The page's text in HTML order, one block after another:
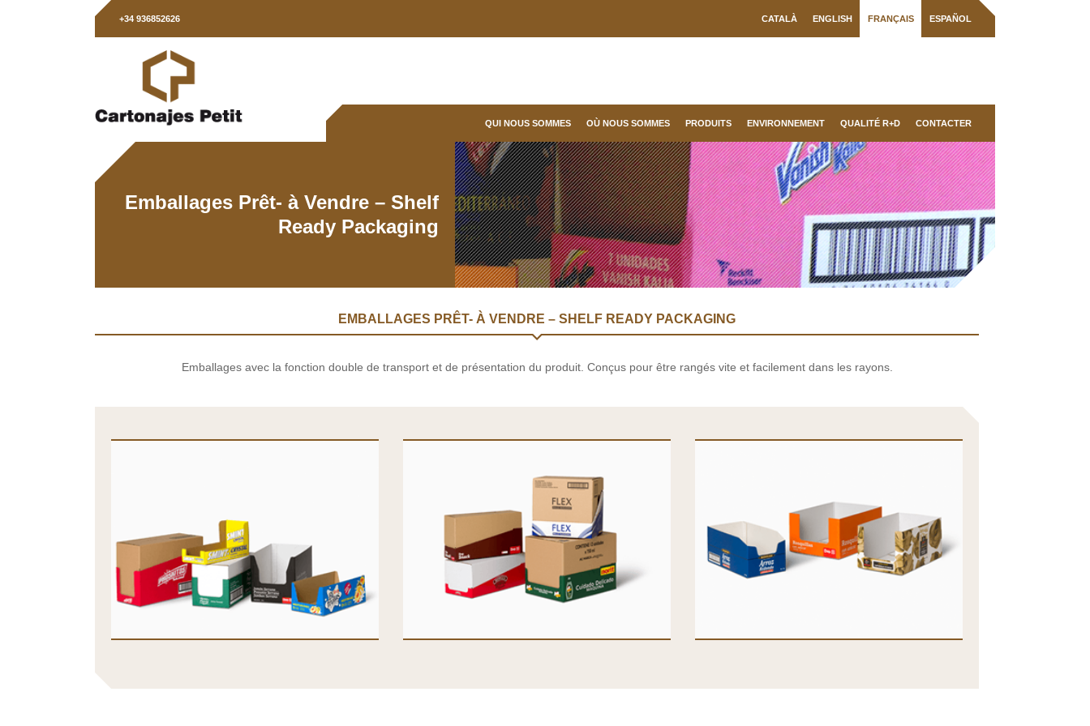
+34 936852626 CATALÀ ENGLISH FRANÇAIS ESPAÑOL
QUI NOUS SOMMES OÙ NOUS SOMMES PRODUITS ENVIRONNEMENT QUALITÉ R+D CONTACTER
Emballages Prêt- à Vendre – Shelf
Ready Packaging
EMBALLAGES PRÊT- À VENDRE – SHELF READY PACKAGING
Emballages avec la fonction double de transport et de présentation du produit. Conçus pour être rangés vite et facilement dans les rayons.